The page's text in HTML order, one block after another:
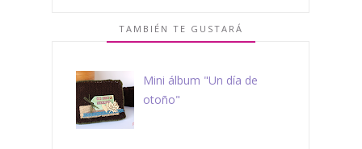
TAMBIÉN TE GUSTARÁ
Mini álbum "Un día de
otoño"